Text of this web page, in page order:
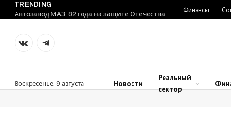
TRENDING
Автозавод МАЗ: 82 года на защите Отечества
Финансы
VKontakteTelegram
Воскресенье, 9 августа Новости
Реальный
сектор